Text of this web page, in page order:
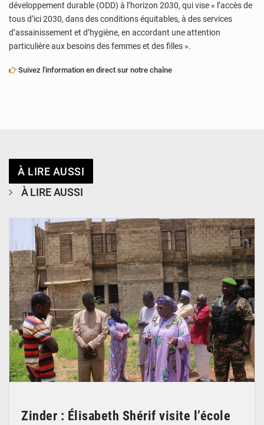
développement durable (ODD) à l’horizon 2030, qui vise « l’accès de
tous d’ici 2030, dans des conditions équitables, à des services
d’assainissement et d’hygiène, en accordant une attention
particulière aux besoins des femmes et des filles ».
Suivez l'information en direct sur notre chaîne
À LIRE AUSSI
À LIRE AUSSI
Zinder : Élisabeth Shérif visite l’école